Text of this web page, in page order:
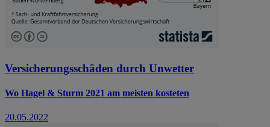
Versicherungsschäden durch Unwetter
Wo Hagel & Sturm 2021 am meisten kosteten
20.05.2022